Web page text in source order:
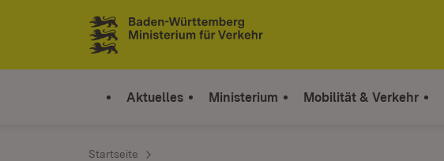
Zum Inhalt springen
Link zur Startseite
Aktuelles Ministerium Mobilität & Verkehr
Startseite